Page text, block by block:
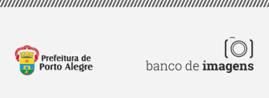
Pular
principal